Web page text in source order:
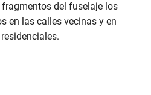
del fuselaje los
en las calles vecinas y en